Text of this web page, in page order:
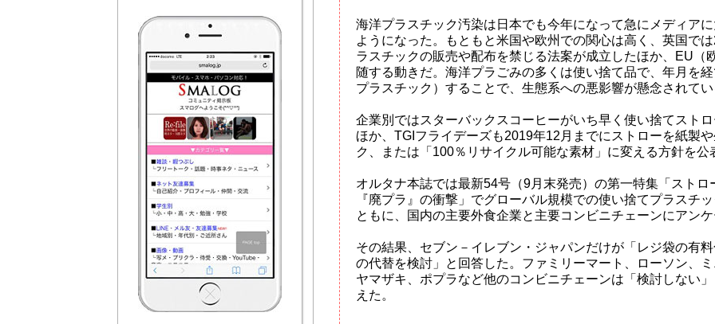
海洋プラスチック汚染は日本でも今年になって急にメディア
ようになった。もともと米国や欧州での関心は高く、英国で
ラスチックの販売や配布を禁じる法案が成立したほか、EU（
随する動きだ。海洋プラごみの多くは使い捨て品で、年月を
プラスチック）することで、生態系への悪影響が懸念されて
企業別ではスターバックスコーヒーがいち早く使い捨てスト
ほか、TGIフライデーズも2019年12月までにストローを紙製
ク、または「100％リサイクル可能な素材」に変える方針を公
オルタナ本誌では最新54号（9月末発売）の第一特集「ストロ
『廃プラ』の衝撃」でグローバル規模での使い捨てプラスチ
ともに、国内の主要外食企業と主要コンビニチェーンにアン
その結果、セブン－イレブン・ジャパンだけが「レジ袋の有
の代替を検討」と回答した。ファミリーマート、ローソン、
ヤマザキ、ポプラなど他のコンビニチェーンは「検討しない
えた。